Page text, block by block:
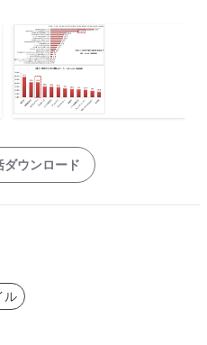
ダウンロード
ル